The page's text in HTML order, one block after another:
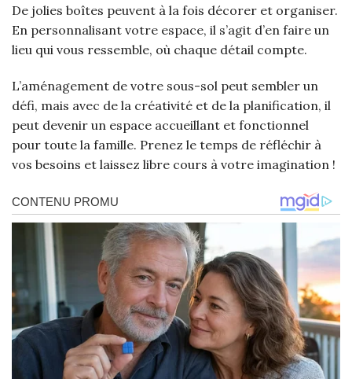
De jolies boîtes peuvent à la fois décorer et organiser.
En personnalisant votre espace, il s’agit d’en faire un
lieu qui vous ressemble, où chaque détail compte.
L’aménagement de votre sous-sol peut sembler un
défi, mais avec de la créativité et de la planification, il
peut devenir un espace accueillant et fonctionnel
pour toute la famille. Prenez le temps de réfléchir à
vos besoins et laissez libre cours à votre imagination !